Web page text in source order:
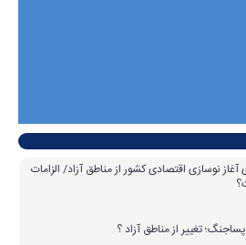
آغاز نوسازی اقتصادی کشور از مناطق آزاد/ الزامات
تغییر از مناطق آزاد ؟